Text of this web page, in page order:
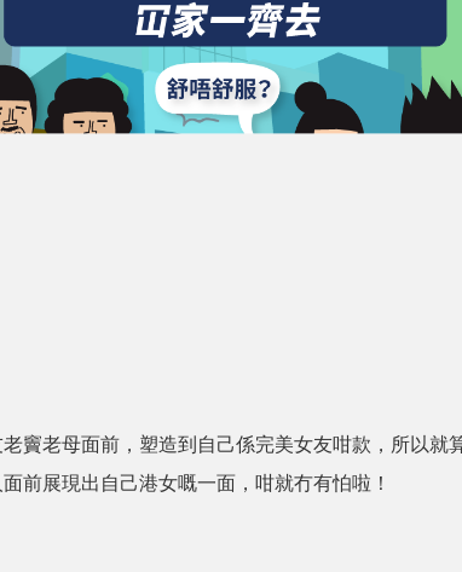
竇老母面前，塑造到自己係完美女友咁款，所以就
前展現出自己港女嘅一面，咁就冇有怕啦！